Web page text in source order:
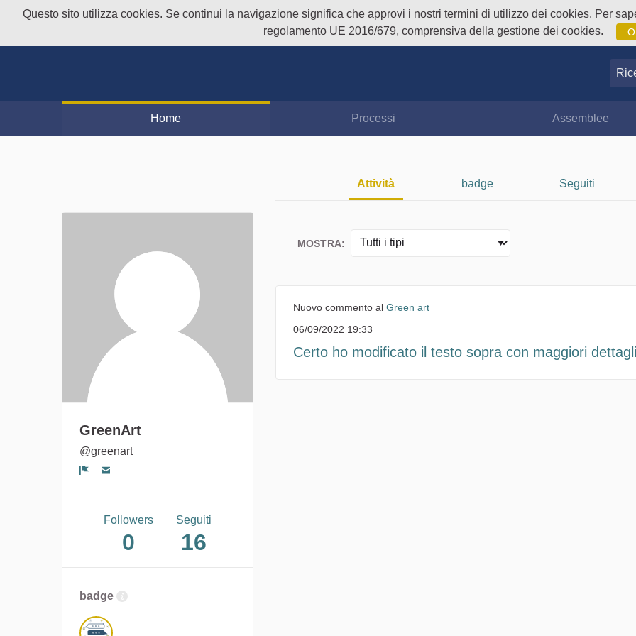
Questo sito utilizza cookies. Se continui la navigazione significa che approvi i nostri termini di utilizzo dei cookies. Per
regolamento UE 2016/679, comprensiva della gestione dei cookies.
Home Processi Assemblee
Attività badge Seguiti
GreenArt
@greenart
Followers
0
Seguiti
16
badge
MOSTRA:
Nuovo commento al Green art
06/09/2022 19:33
Certo ho modificato il testo sopra con maggiori